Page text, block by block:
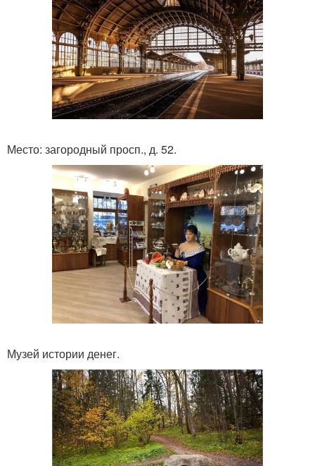
Место: загородный просп., д. 52.
Музей истории денег.